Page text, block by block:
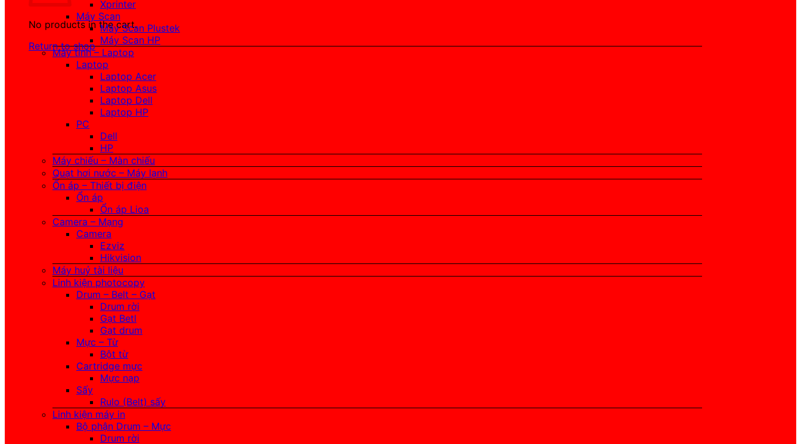
No products in the cart.
Return to shop
Xprinter
Máy Scan
Máy Scan Plustek
Máy Scan HP
Máy tính – Laptop
Laptop
Laptop Acer
Laptop Asus
Laptop Dell
Laptop HP
PC
Dell
HP
Máy chiếu – Màn chiếu
Quạt hơi nước – Máy lạnh
Ổn áp – Thiết bị điện
Ổn áp
Ổn áp Lioa
Camera – Mạng
Camera
Ezviz
Hikvision
Máy huỷ tài liệu
Linh kiện photocopy
Drum – Belt – Gạt
Drum rời
Gạt Betl
Gạt drum
Mực – Từ
Bột từ
Cartridge mực
Mực nạp
Sấy
Rulo (Belt) sấy
Linh kiện máy in
Bộ phận Drum – Mực
Drum rời